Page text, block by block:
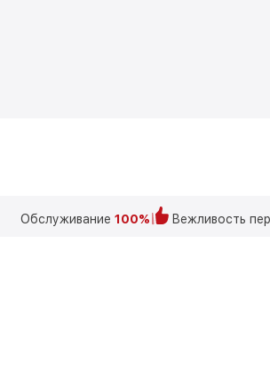
Обслуживание 100% Вежливость